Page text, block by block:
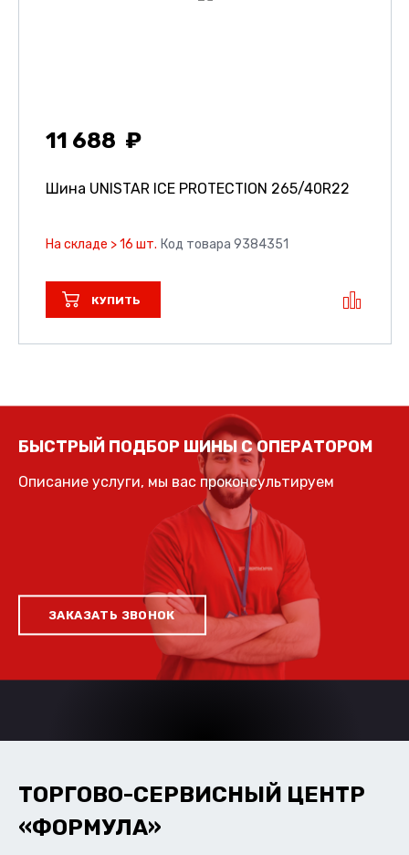
11 688
Шина UNISTAR ICE PROTECTION 265/40R22
На складе > 16 шт. Код товара 9384351
КУПИТЬ
БЫСТРЫЙ ПОДБОР ШИНЫ С ОПЕРАТОРОМ
Описание услуги, мы вас проконсультируем
ЗАКАЗАТЬ ЗВОНОК
ТОРГОВО-СЕРВИСНЫЙ ЦЕНТР
«ФОРМУЛА»